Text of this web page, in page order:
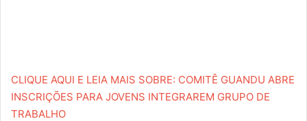
CLIQUE AQUI E LEIA MAIS SOBRE: COMITÊ GUANDU ABRE
INSCRIÇÕES PARA JOVENS INTEGRAREM GRUPO DE
TRABALHO